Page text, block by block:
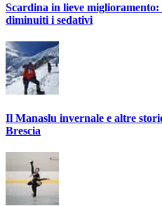
Scardina in lieve
diminuiti i sedativi
Il Manaslu invernale e altre
Brescia